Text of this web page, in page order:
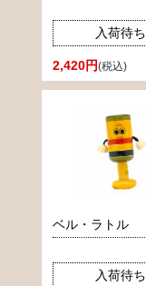
入荷待ち
2,420円(税込)
ベル・ラトル
入荷待ち